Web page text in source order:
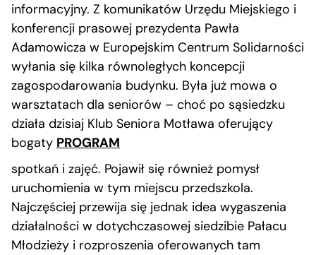
informacyjny. Z komunikatów Urzędu Miejskiego i
konferencji prasowej prezydenta Pawła
Adamowicza w Europejskim Centrum Solidarności
wyłania się kilka równoległych koncepcji
zagospodarowania budynku. Była już mowa o
warsztatach dla seniorów – choć po sąsiedzku
działa dzisiaj Klub Seniora Motława oferujący
bogaty PROGRAM
spotkań i zajęć. Pojawił się również pomysł
uruchomienia w tym miejscu przedszkola.
Najczęściej przewija się jednak idea wygaszenia
działalności w dotychczasowej siedzibie Pałacu
Młodzieży i rozproszenia oferowanych tam